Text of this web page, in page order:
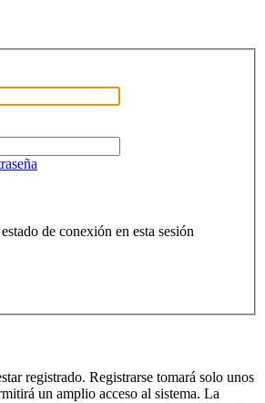
de conexión en esta sesión
registrado. Registrarse tomará solo unos
un amplio acceso al sistema. La